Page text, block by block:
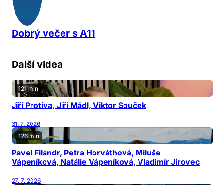
Dobrý večer s A11
Další videa
121 min
Jiří Protiva, Jiří Mádl, Viktor Souček
31. 7. 2026
126 min
Pavel Filandr, Petra Horváthová, Miluše
Vápeníková, Natálie Vápeníková, Vladimír Jírovec
27. 7. 2026